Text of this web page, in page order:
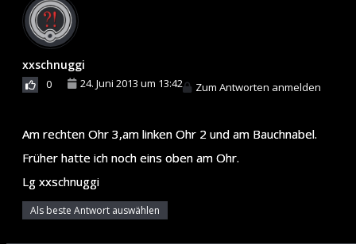
xxschnuggi
0 24. Juni 2013 um 13:42 Zum Antworten anmelden
Am rechten Ohr 3,am linken Ohr 2 und am Bauchnabel.
Früher hatte ich noch eins oben am Ohr.
Lg xxschnuggi
Als beste Antwort auswählen